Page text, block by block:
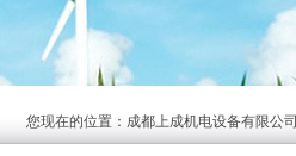
您现在的位置： 成都上成机电设备有限公司